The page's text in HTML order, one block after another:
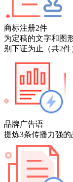
商标注册2件
为定稿的文字和图
别下证为止（共2件
品牌广告语
提炼3条传播力强的